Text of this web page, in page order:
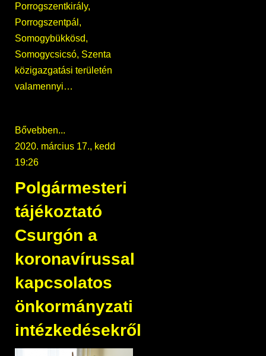
Porrogszentkirály,
Porrogszentpál,
Somogybükkösd,
Somogycsicsó, Szenta
közigazgatási területén
valamennyi…
Bővebben...
2020. március 17., kedd
19:26
Polgármesteri
tájékoztató
Csurgón a
koronavírussal
kapcsolatos
önkormányzati
intézkedésekről